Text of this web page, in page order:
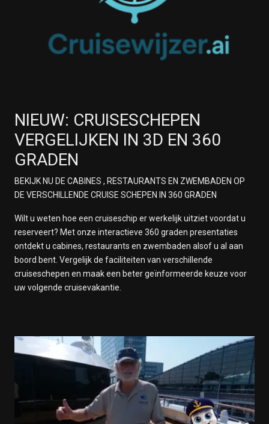
NIEUW: CRUISESCHEPEN
VERGELIJKEN IN 3D EN 360
GRADEN
BEKIJK NU DE CABINES , RESTAURANTS EN ZWEMBADEN OP
DE VERSCHILLENDE CRUISE SCHEPEN IN 360 GRADEN
Wilt u weten hoe een cruiseschip er werkelijk uitziet voordat u
reserveert? Met onze interactieve 360 graden presentaties
ontdekt u cabines, restaurants en zwembaden alsof u al aan
boord bent. Vergelijk de faciliteiten van verschillende
cruiseschepen en maak een beter geïnformeerde keuze voor
uw volgende cruisevakantie.